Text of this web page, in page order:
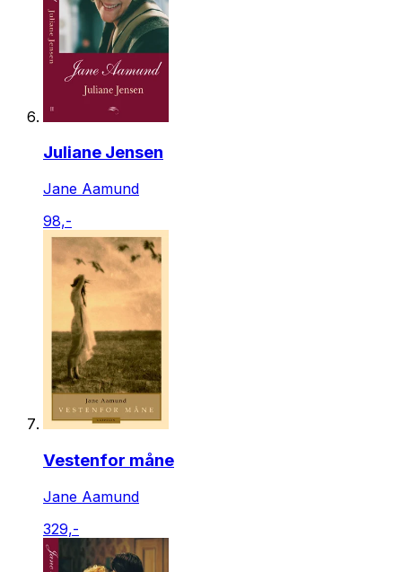
Juliane Jensen
Jane Aamund
98,-
Vestenfor måne
Jane Aamund
329,-